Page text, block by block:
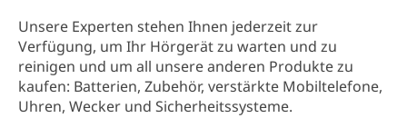
Unsere Experten stehen Ihnen jederzeit zur
Verfügung, um Ihr Hörgerät zu warten und zu
reinigen und um all unsere anderen Produkte zu
kaufen: Batterien, Zubehör, verstärkte Mobiltelefone,
Uhren, Wecker und Sicherheitssysteme.